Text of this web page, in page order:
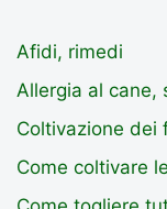
Afidi, rimedi
Allergia al cane,
Coltivazione dei
Come coltivare